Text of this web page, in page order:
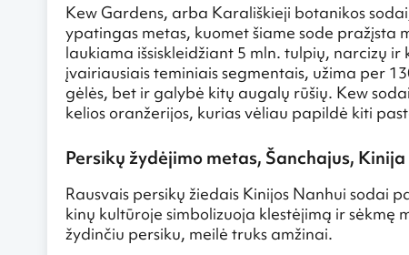
Kew Gardens, arba Karališkieji botanikos
ypatingas metas, kuomet šiame sode pražįsta
laukiama išsiskleidžiant 5 mln. tulpių, narcizų
įvairiausiais teminiais segmentais, užima per
gėlės, bet ir galybė kitų augalų rūšių. Kew
kelios oranžerijos, kurias vėliau papildė kiti
Persikų žydėjimo metas, Šanchajus, Kinija
Rausvais persikų žiedais Kinijos Nanhui sodai
kinų kultūroje simbolizuoja klestėjimą ir sėkmę
žydinčiu persiku, meilė truks amžinai.